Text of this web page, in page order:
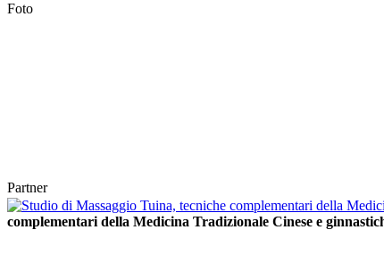
Foto
Partner
complementari della Medicina Tradizionale Cinese e